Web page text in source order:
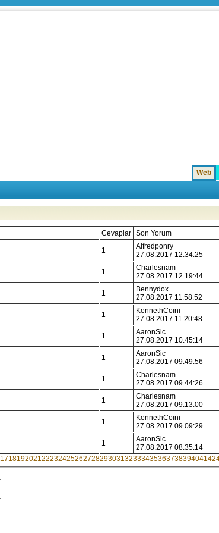
Web
Cevaplar Son Yorum
1
Alfredponry
27.08.2017 12.34:25
1
Charlesnam
27.08.2017 12.19:44
1
Bennydox
27.08.2017 11.58:52
1
KennethCoini
27.08.2017 11.20:48
1
AaronSic
27.08.2017 10.45:14
1
AaronSic
27.08.2017 09.49:56
1
Charlesnam
27.08.2017 09.44:26
1
Charlesnam
27.08.2017 09.13:00
1
KennethCoini
27.08.2017 09.09:29
1
AaronSic
27.08.2017 08.35:14
1718192021222324252627282930313233343536373839404142